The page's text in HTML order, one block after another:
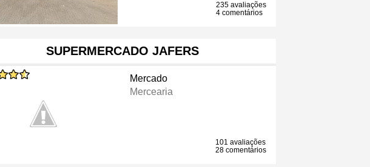
235 avaliações
4 comentários
SUPERMERCADO JAFERS
Mercado
Mercearia
101 avaliações
28 comentários